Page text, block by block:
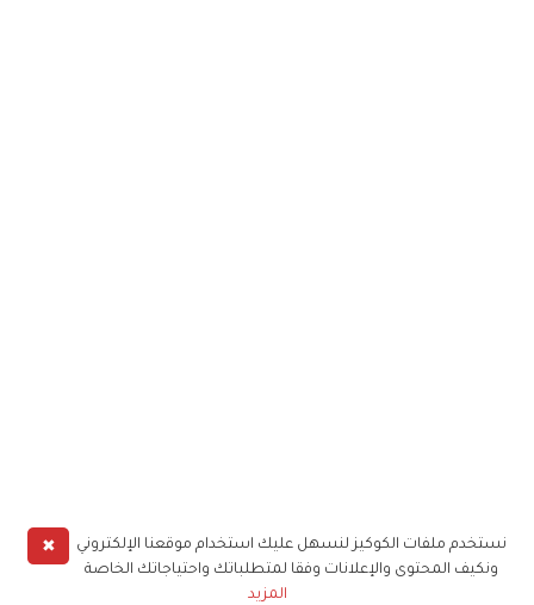
✖
نستخدم ملفات الكوكيز لنسهل عليك استخدام موقعنا الإلكتروني
ونكيف المحتوى والإعلانات وفقا لمتطلباتك واحتياجاتك الخاصة
المزيد